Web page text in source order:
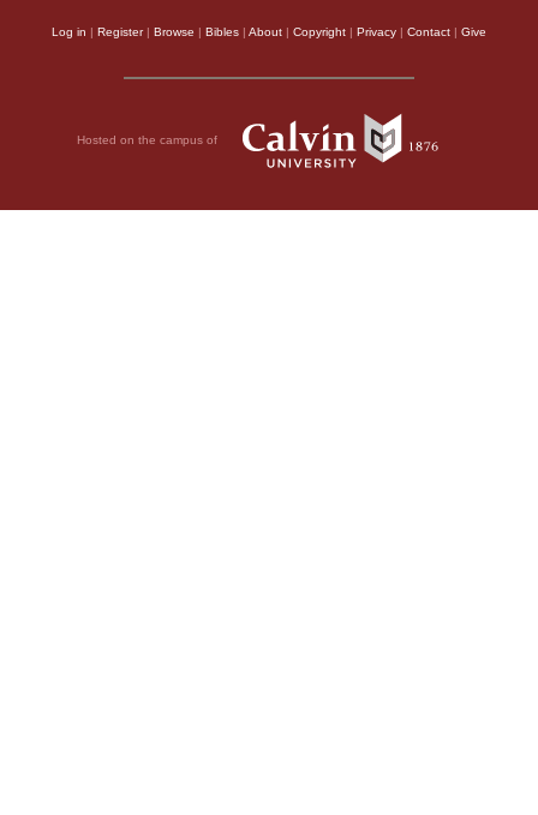
Log in | Register| Browse | Bibles | About | Copyright | Privacy | Contact | Give
Hosted on the campus of